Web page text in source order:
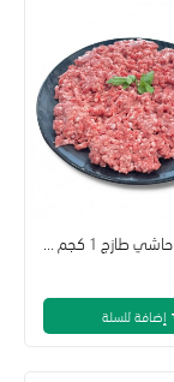
إضافة للسلة